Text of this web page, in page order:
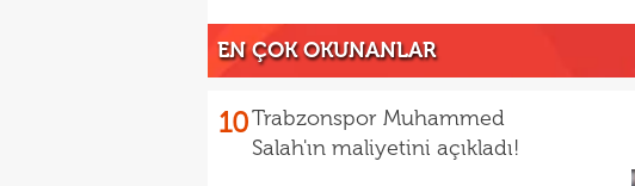
EN ÇOK OKUNANLAR
10Trabzonspor Muhammed
Salah'ın maliyetini açıkladı!